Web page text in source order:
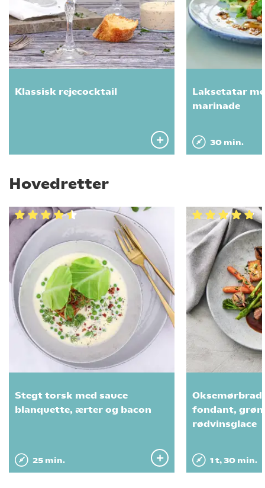
Klassisk rejecocktail
Laksetatar
marinade
30 min.
Hovedretter
Stegt torsk med sauce
blanquette, ærter og bacon
25 min.
fondant,
rødvinsglace
1 t, 30 min.